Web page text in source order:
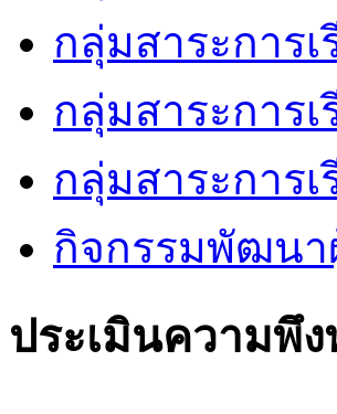
กลุ่มสาระการ
กลุ่มสาระการ
กลุ่มสาระการ
กิจกรรมพัฒนา
ประเมินความพึ